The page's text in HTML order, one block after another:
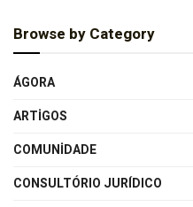
Browse by Category
ÁGORA
ARTIGOS
COMUNIDADE
CONSULTÓRIO JURÍDICO